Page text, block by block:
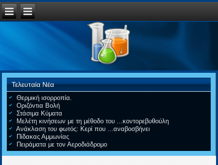
Τελευταία Νέα
Θερμική ισορροπία.
Οριζόντια Βολή
Στάσιμα Κύματα
Μελέτη κινήσεων με τη μέθοδο του ...κοντορεβυθούλη
Ανάκλαση του φωτός: Κερί που ...αναβοσβήνει
Πίδακας Αμμωνίας
Πειράματα με τον Αεροδιάδρομο